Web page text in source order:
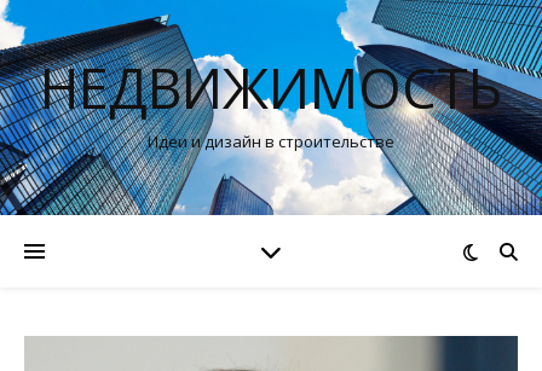
НЕДВИЖИМОСТЬ
Идеи и дизайн в строительстве